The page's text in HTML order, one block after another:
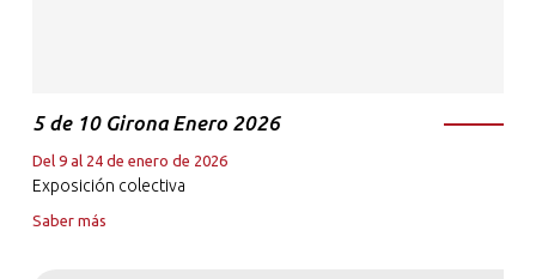
5 de 10 Girona Enero 2026
Del 9 al 24 de enero de 2026
Exposición colectiva
Saber más